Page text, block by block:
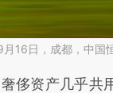
月16日，成都，中国
开头增加这
侈资产几乎共